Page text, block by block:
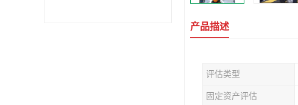
产品描述
评估类型
固定资产评估